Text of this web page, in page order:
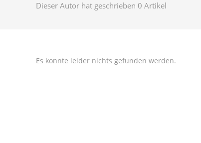
Dieser Autor hat geschrieben 0 Artikel
Es konnte leider nichts gefunden werden.